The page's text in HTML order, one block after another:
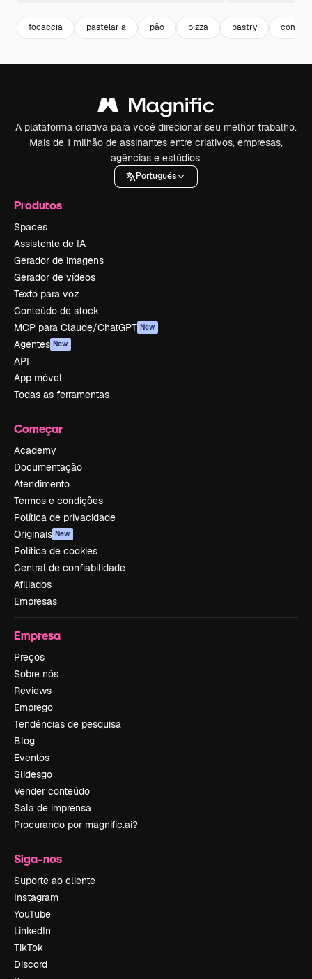
focaccia pastelaria pão pizza pastry
A plataforma criativa para você direcionar seu melhor trabalho.
Mais de 1 milhão de assinantes entre criativos, empresas,
agências e estúdios.
Português
Produtos
Spaces
Assistente de IA
Gerador de imagens
Gerador de vídeos
Texto para voz
Conteúdo de stock
MCP para Claude/ChatGPT New
Agentes New
API
App móvel
Todas as ferramentas
Começar
Academy
Documentação
Atendimento
Termos e condições
Política de privacidade
Originais New
Política de cookies
Central de confiabilidade
Afiliados
Empresas
Empresa
Preços
Sobre nós
Reviews
Emprego
Tendências de pesquisa
Blog
Eventos
Slidesgo
Vender conteúdo
Sala de imprensa
Procurando por magnific.ai?
Siga-nos
Suporte ao cliente
Instagram
YouTube
LinkedIn
TikTok
Discord